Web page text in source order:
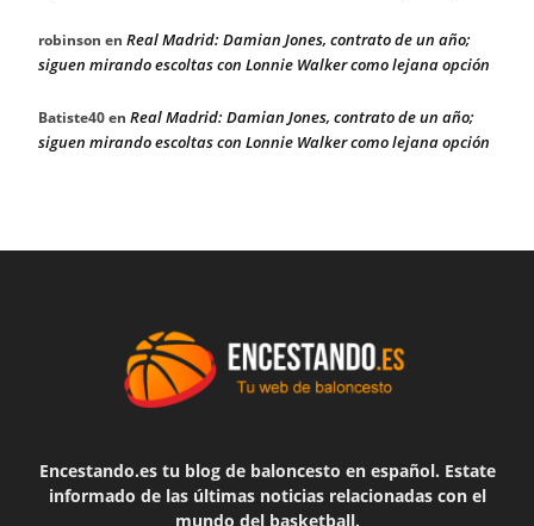
robinson en Real Madrid: Damian Jones, contrato de un año;
siguen mirando escoltas con Lonnie Walker como lejana opción
Batiste40en Real Madrid: Damian Jones, contrato de un año;
siguen mirando escoltas con Lonnie Walker como lejana opción
Encestando.es tu blog de baloncesto en español. Estate
informado de las últimas noticias relacionadas con el
mundo del basketball.